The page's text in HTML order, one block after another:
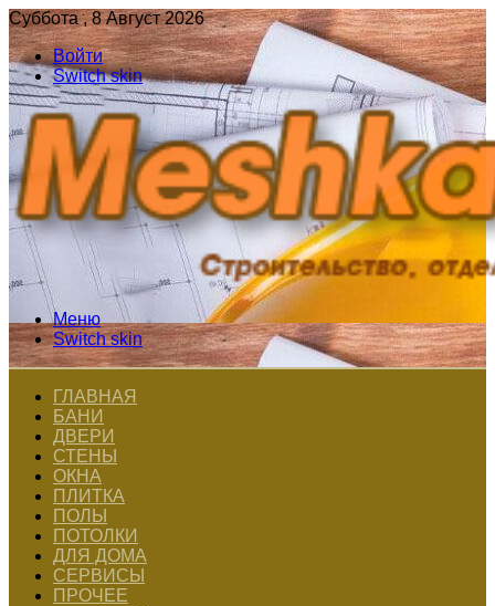
Суббота , 8 Август 2026
Войти
Switch skin
Меню
Switch skin
ГЛАВНАЯ
БАНИ
ДВЕРИ
СТЕНЫ
ОКНА
ПЛИТКА
ПОЛЫ
ПОТОЛКИ
ДЛЯ ДОМА
СЕРВИСЫ
ПРОЧЕЕ